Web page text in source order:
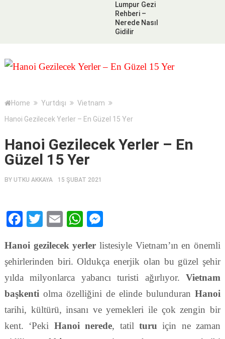
Lumpur Gezi
Rehberi –
Nerede Nasıl
Gidilir
Home Yurtdışı
Vietnam
Hanoi Gezilecek Yerler – En Güzel 15 Yer
Hanoi Gezilecek Yerler – En
Güzel 15 Yer
BY UTKU AKKAYA 15 ŞUBAT 2021
Facebook
TwitterEmailWhatsApp
Hanoi gezilecek yerler listesiyle Vietnam’ın en önemli
şehirlerinden biri. Oldukça enerjik olan bu güzel şehir
yılda milyonlarca yabancı turisti ağırlıyor.Vietnam
başkenti olma özelliğini de elinde bulunduranHanoi
tarihi, kültürü, insanı ve yemekleri ile çok zengin bir
kent. ‘Peki Hanoi nerede, tatil turu için ne zaman